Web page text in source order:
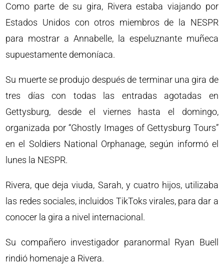
Como parte de su gira, Rivera estaba viajando por
Estados Unidos con otros miembros de la NESPR
para mostrar a Annabelle, la espeluznante muñeca
supuestamente demoníaca.
Su muerte se produjo después de terminar una gira de
tres días con todas las entradas agotadas en
Gettysburg, desde el viernes hasta el domingo,
organizada por “Ghostly Images of Gettysburg Tours”
en el Soldiers National Orphanage, según informó el
lunes la NESPR.
Rivera, que deja viuda, Sarah, y cuatro hijos, utilizaba
las redes sociales, incluidos TikToks virales, para dar a
conocer la gira a nivel internacional.
Su compañero investigador paranormal Ryan Buell
rindió homenaje a Rivera.